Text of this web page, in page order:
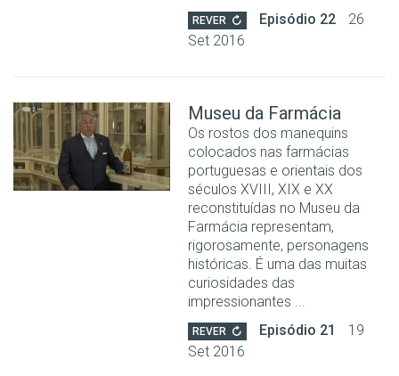
REVER Episódio 22
26
Set 2016
Museu da Farmácia
Os rostos dos manequins
colocados nas farmácias
portuguesas e orientais dos
séculos XVIII, XIX e XX
reconstituídas no Museu da
Farmácia representam,
rigorosamente, personagens
históricas. É uma das muitas
curiosidades das
impressionantes ...
REVER Episódio 21
19
Set 2016